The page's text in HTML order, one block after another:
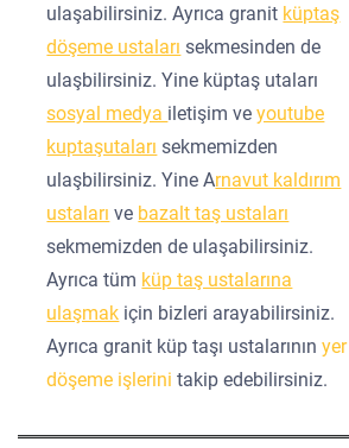
ulaşabilirsiniz. Ayrıca granit küptaş
döşeme ustaları sekmesinden de
ulaşbilirsiniz. Yine küptaş utaları
sosyal medya iletişim veyoutube
kuptaşutaları sekmemizden
ulaşbilirsiniz. Yine Arnavut kaldırım
ustaları ve bazalt taş ustaları
sekmemizden de ulaşabilirsiniz.
Ayrıca tüm küp taş ustalarına
ulaşmak için bizleri arayabilirsiniz.
Ayrıca granit küp taşı ustalarının yer
döşeme işlerini takip edebilirsiniz.